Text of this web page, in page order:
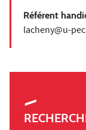
Référent
lacheny@u-